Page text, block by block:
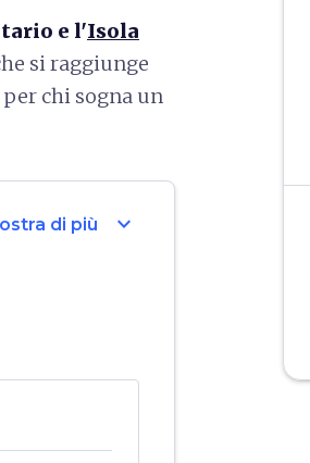
e l'Isola
si raggiunge
chi sogna un
di più expand_more